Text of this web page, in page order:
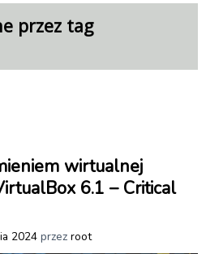
przez tag
wirtualnej
6.1 – Critical
2024 przez root